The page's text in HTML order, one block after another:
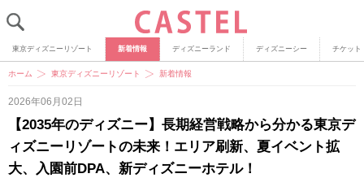
東京ディズニーリゾート 新着情報 ディズニーランド ディズニーシー チケット
ホーム 東京ディズニーリゾート 新着情報
2026年06月02日
【2035年のディズニー】長期経営戦略から分かる東京デ
ィズニーリゾートの未来！エリア刷新、夏イベント拡
大、入園前DPA、新ディズニーホテル！